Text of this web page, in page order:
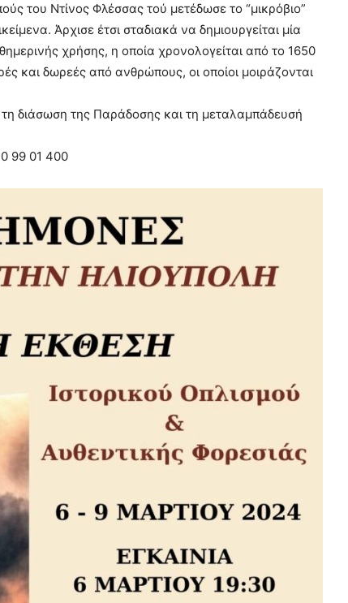
του Ντίνος Φλέσσας τού μετέδωσε το “μικρόβιο”
Άρχισε έτσι σταδιακά να δημιουργείται μία
χρήσης, η οποία χρονολογείται από το 1650
και δωρεές από ανθρώπους, οι οποίοι μοιράζονται
διάσωση της Παράδοσης και τη μεταλαμπάδευσή
99 01 400